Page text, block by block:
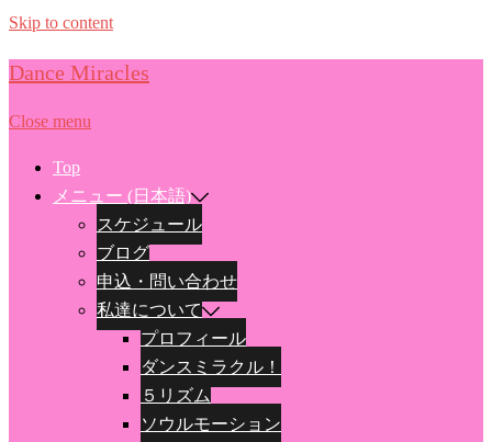
Skip to content
Dance Miracles
Close menu
Top
メニュー (日本語)
スケジュール
ブログ
申込・問い合わせ
私達について
プロフィール
ダンスミラクル！
５リズム
ソウルモーション